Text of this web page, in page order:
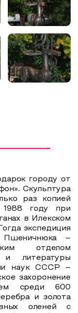
городу от
Скульптура
раз копией
1988 году при
в Илекском
экспедиция
Пшеничнюка –
отделом
и литературы
наук СССР –
захоронение
среди 600
и золота
оленей с